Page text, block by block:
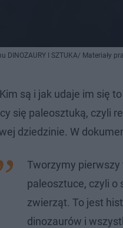
I SZTUKA/ Materiały
są i jak udaje im się
się paleosztuką, czyli
dziedzinie. W
Tworzymy
paleosztuce, czyli o
zwierząt. To jest
dinozaurów i